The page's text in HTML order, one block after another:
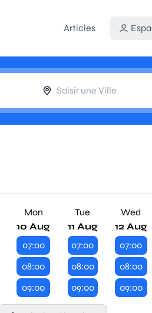
Articles
Mon
10 Aug
07:00
08:00
09:00
Tue
11 Aug
07:00
08:00
09:00
Wed
12 Aug
07:00
08:00
09:00